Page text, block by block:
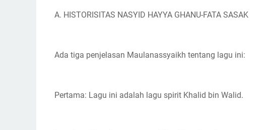
A. HISTORISITAS NASYID HAYYA GHANU-FATA SASAK
Ada tiga penjelasan Maulanassyaikh tentang lagu ini:
Pertama: Lagu ini adalah lagu spirit Khalid bin Walid.